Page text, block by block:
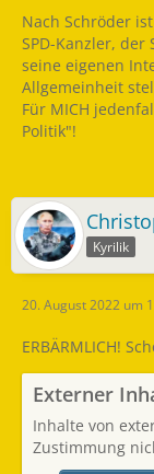
Nach Schröder
SPD-Kanzler,
seine eigenen
Allgemeinheit
Für MICH
Politik"!
Kyrilik
20. August 2022 um
ERBÄRMLICH!
Externer
Inhalte von
Zustimmung